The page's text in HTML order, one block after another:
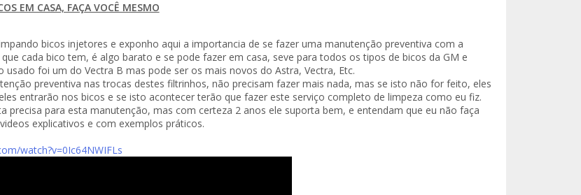
EM CASA, FAÇA VOCÊ MESMO
bicos injetores e exponho aqui a importancia de se fazer uma manutenção preventiva com a
cada bico tem, é algo barato e se pode fazer em casa, seve para todos os tipos de bicos da GM e
usado foi um do Vectra B mas pode ser os mais novos do Astra, Vectra, Etc.
preventiva nas trocas destes filtrinhos, não precisam fazer mais nada, mas se isto não for feito, eles
entrarão nos bicos e se isto acontecer terão que fazer este serviço completo de limpeza como eu fiz.
precisa para esta manutenção, mas com certeza 2 anos ele suporta bem, e entendam que eu não faça
explicativos e com exemplos práticos.
watch?v=0Ic64NWIFLs